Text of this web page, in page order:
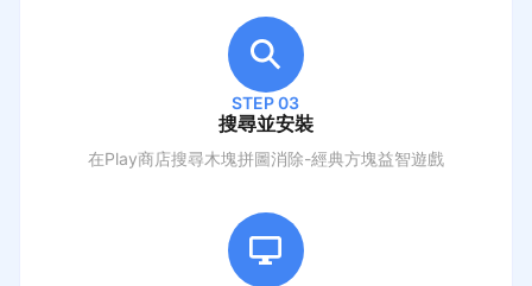
STEP 03
搜尋並安裝
在Play商店搜尋木塊拼圖消除-經典方塊益智遊戲